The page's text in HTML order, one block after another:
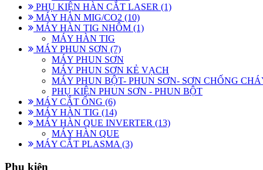
PHỤ KIỆN HÀN CẮT LASER (1)
MÁY HÀN MIG/CO2 (10)
MÁY HÀN TIG NHÔM (1)
MÁY HÀN TIG
MÁY PHUN SƠN (7)
MÁY PHUN SƠN
MÁY PHUN SƠN KẺ VẠCH
MÁY PHUN BỘT- PHUN SƠN- SƠN CHỐNG
PHỤ KIỆN PHUN SƠN - PHUN BỘT
MÁY CẮT ỐNG (6)
MÁY HÀN TIG (14)
MÁY HÀN QUE INVERTER (13)
MÁY HÀN QUE
MÁY CẮT PLASMA (3)
Phụ kiện